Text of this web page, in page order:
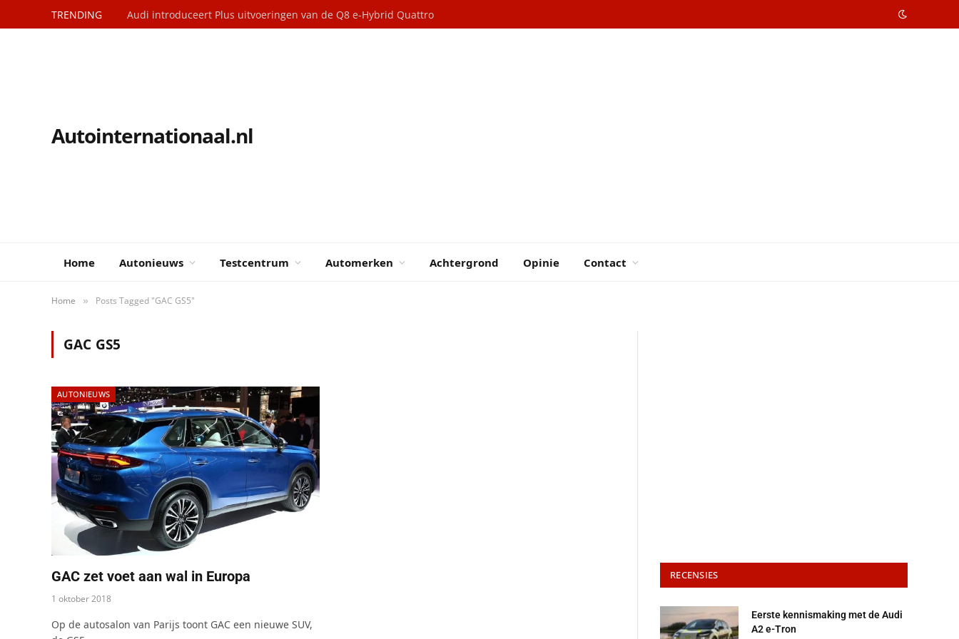
TRENDING Audi introduceert Plus uitvoeringen van de Q8 e-Hybrid Quattro
Autointernationaal.nl
Home Autonieuws Testcentrum Automerken Achtergrond Opinie Contact
Home » Posts Tagged "GAC GS5"
GAC GS5
AUTONIEUWS
GAC zet voet aan wal in Europa
1 oktober 2018
Op de autosalon van Parijs toont GAC een nieuwe SUV,
RECENSIES
Eerste kennismaking met de Audi
A2 e-Tron